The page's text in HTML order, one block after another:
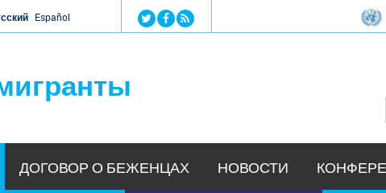
Jump to navigation
Español
ДОГОВОР О БЕЖЕНЦАХ НОВОСТИ